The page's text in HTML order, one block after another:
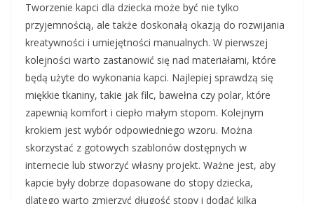
Tworzenie kapci dla dziecka może być nie tylko
przyjemnością, ale także doskonałą okazją do rozwijania
kreatywności i umiejętności manualnych. W pierwszej
kolejności warto zastanowić się nad materiałami, które
będą użyte do wykonania kapci. Najlepiej sprawdzą się
miękkie tkaniny, takie jak filc, bawełna czy polar, które
zapewnią komfort i ciepło małym stopom. Kolejnym
krokiem jest wybór odpowiedniego wzoru. Można
skorzystać z gotowych szablonów dostępnych w
internecie lub stworzyć własny projekt. Ważne jest, aby
kapcie były dobrze dopasowane do stopy dziecka,
dlatego warto zmierzyć długość stopy i dodać kilka